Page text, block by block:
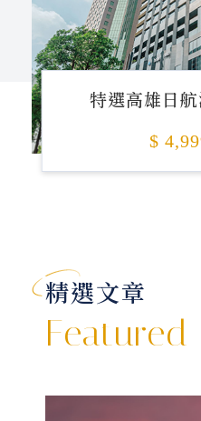
特選高雄日
$
精選文章
Featured